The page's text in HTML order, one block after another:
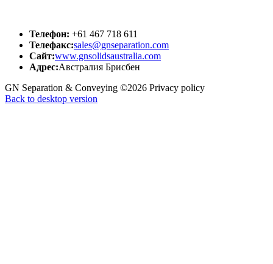
Телефон: +61 467 718 611
Телефакс:sales@gnseparation.com
Сайт:www.gnsolidsaustralia.com
Адрес:Австралия Брисбен
GN Separation & Conveying ©2026 Privacy policy
Back to desktop version